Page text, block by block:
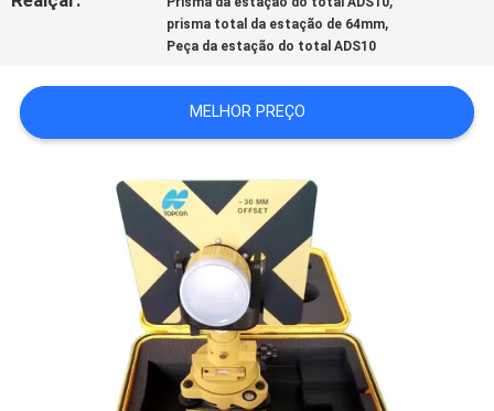
DO
SITE
PRIVACY
prisma total da estação de 64mm,
Peça da estação do total ADS10
MELHOR PREÇO